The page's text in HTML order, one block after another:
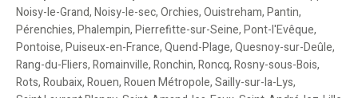
Noisy-le-Grand,Noisy-le-sec,Orchies,Ouistreham,Pantin,
Pérenchies,Phalempin,Pierrefitte-sur-Seine,Pont-l'Evêque,
Pontoise,Puiseux-en-France,Quend-Plage,Quesnoy-sur-Deûle,
Rang-du-Fliers,Romainville,Ronchin,Roncq,Rosny-sous-Bois,
Rots,Roubaix,Rouen,Rouen Métropole,Sailly-sur-la-Lys,